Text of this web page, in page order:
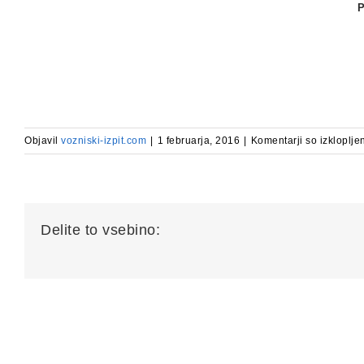
Objavil vozniski-izpit.com 1 februarja, 2016 Komentarji so
Delite to vsebino: